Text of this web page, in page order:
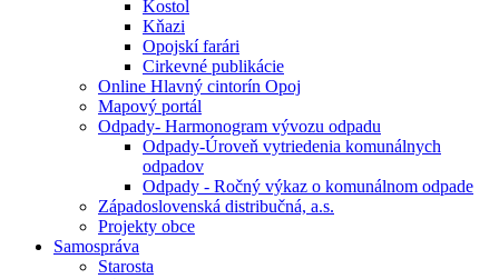
Kostol
Kňazi
Opojskí farári
Cirkevné publikácie
Online Hlavný cintorín Opoj
Mapový portál
Odpady- Harmonogram vývozu odpadu
Odpady-Úroveň vytriedenia komunálnych
odpadov
Odpady - Ročný výkaz o komunálnom odpade
Západoslovenská distribučná, a.s.
Projekty obce
Samospráva
Starosta